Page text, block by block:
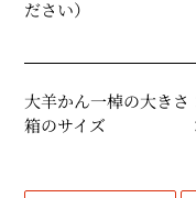
ださい）
大羊かん一棹の大き
箱のサイズ ：